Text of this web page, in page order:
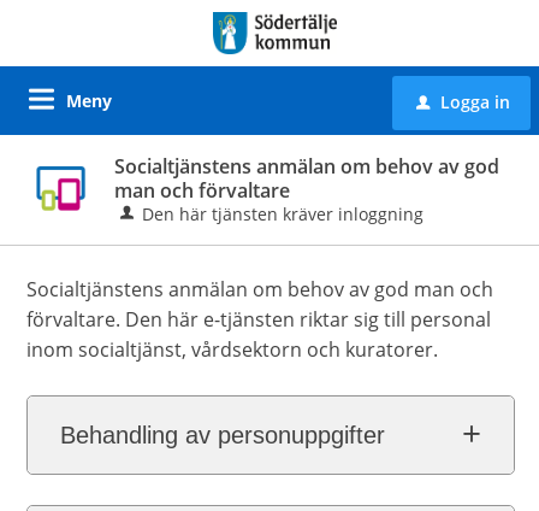
Meny u Logga in
Socialtjänstens anmälan om behov av god
man och förvaltare
Den här tjänsten kräver inloggning
Socialtjänstens anmälan om behov av god man och
förvaltare. Den här e-tjänsten riktar sig till personal
inom socialtjänst, vårdsektorn och kuratorer.
Behandling av personuppgifter